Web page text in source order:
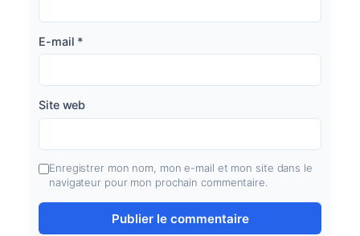
E-mail *
Site web
Enregistrer mon nom, mon e-mail et mon site dans le
navigateur pour mon prochain commentaire.